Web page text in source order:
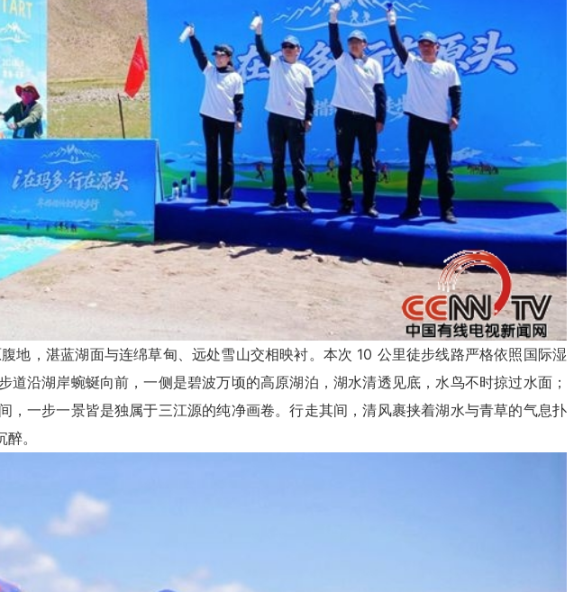
，湛蓝湖面与连绵草甸、远处雪山交相映衬。本次 10 公里徒步线路严格依照国际湿
沿湖岸蜿蜒向前，一侧是碧波万顷的高原湖泊，湖水清透见底，水鸟不时掠过水面；
，一步一景皆是独属于三江源的纯净画卷。行走其间，清风裹挟着湖水与青草的气息扑
。